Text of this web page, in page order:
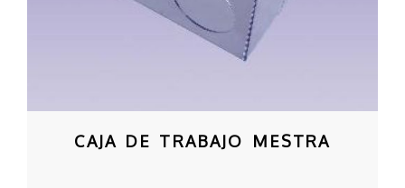
CAJA DE TRABAJO MESTRA